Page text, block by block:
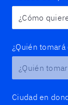
¿Quién
Ciudad en